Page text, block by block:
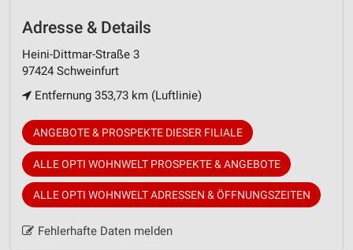
Adresse & Details
Heini-Dittmar-Straße 3
97424 Schweinfurt
Entfernung 353,73 km (Luftlinie)
ANGEBOTE & PROSPEKTE DIESER FILIALE
ALLE OPTI WOHNWELT PROSPEKTE & ANGEBOTE
ALLE OPTI WOHNWELT ADRESSEN & ÖFFNUNGSZEITEN
Fehlerhafte Daten melden